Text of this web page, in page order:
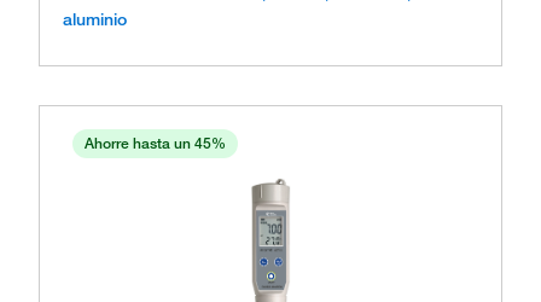
aluminio
Ahorre hasta un 45%